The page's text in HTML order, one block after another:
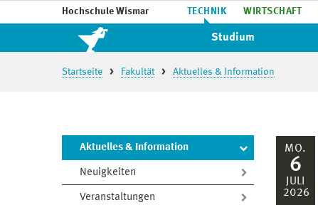
Hochschule Wismar TECHNIK WIRTSCHAFT
Studium
Startseite Fakultät Aktuelles & Information
Aktuelles & Information
Neuigkeiten
Veranstaltungen
MO.
6
JULI
2026